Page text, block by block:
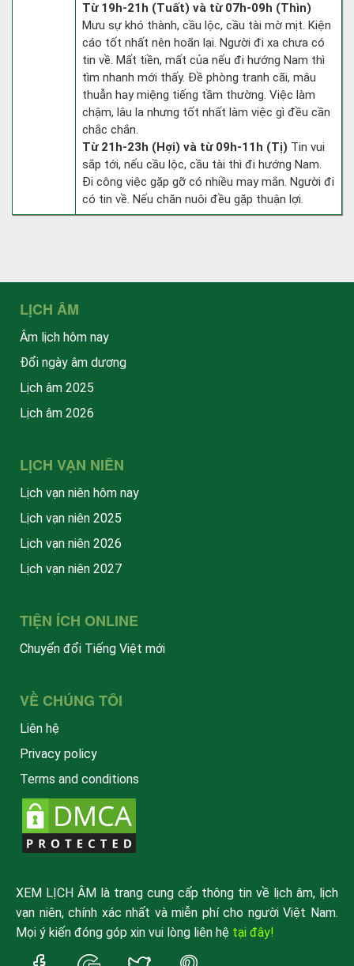
Từ 19h-21h (Tuất) và từ 07h-09h (Thìn)
Mưu sự khó thành, cầu lộc, cầu tài mờ mịt. Kiện
cáo tốt nhất nên hoãn lại. Người đi xa chưa có
tin về. Mất tiền, mất của nếu đi hướng Nam thì
tìm nhanh mới thấy. Đề phòng tranh cãi, mâu
thuẫn hay miệng tiếng tầm thường. Việc làm
chậm, lâu la nhưng tốt nhất làm việc gì đều cần
chắc chắn.
Từ 21h-23h (Hợi) và từ 09h-11h (Tị) Tin vui
sắp tới, nếu cầu lộc, cầu tài thì đi hướng Nam.
Đi công việc gặp gỡ có nhiều may mắn. Người đi
có tin về. Nếu chăn nuôi đều gặp thuận lợi.
LỊCH ÂM
Âm lịch hôm nay
Đổi ngày âm dương
Lịch âm 2025
Lịch âm 2026
LỊCH VẠN NIÊN
Lịch vạn niên hôm nay
Lịch vạn niên 2025
Lịch vạn niên 2026
Lịch vạn niên 2027
TIỆN ÍCH ONLINE
Chuyển đổi Tiếng Việt mới
VỀ CHÚNG TÔI
Liên hệ
Privacy policy
Terms and conditions
XEM LỊCH ÂM là trang cung cấp thông tin về lịch âm, lịch
vạn niên, chính xác nhất và miễn phí cho người Việt Nam.
Mọi ý kiến đóng góp xin vui lòng liên hệ tại đây!
Trang
Trang Trang Trang